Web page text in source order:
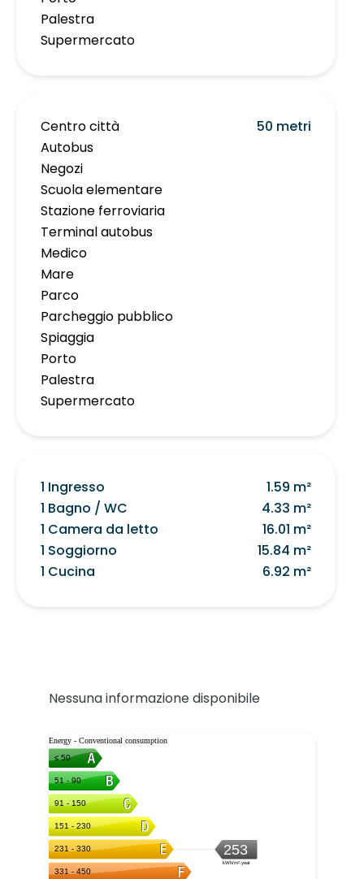
Palestra
Supermercato
Centro città
50 metri
Autobus
Negozi
Scuola elementare
Stazione ferroviaria
Terminal autobus
Medico
Mare
Parco
Parcheggio pubblico
Spiaggia
Porto
Palestra
Supermercato
1 Ingresso
1.59 m²
1 Bagno / WC
4.33 m²
1 Camera da letto
16.01 m²
1 Soggiorno
15.84 m²
1 Cucina
6.92 m²
Nessuna informazione disponibile